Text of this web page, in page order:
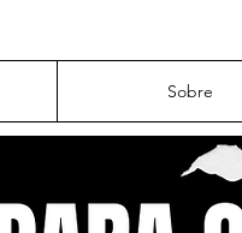
Sobre